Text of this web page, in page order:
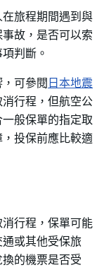
旅程期間遇到與
故，是否可以索
判斷。
可參閱 日本地震
行程，但航空公
般保單的指定取
投保前應比較適
行程，保單可能
或其他受保旅
的機票是否受